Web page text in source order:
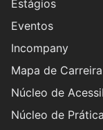
Estágios
Eventos
Incompany
Mapa de
Núcleo de
Núcleo de